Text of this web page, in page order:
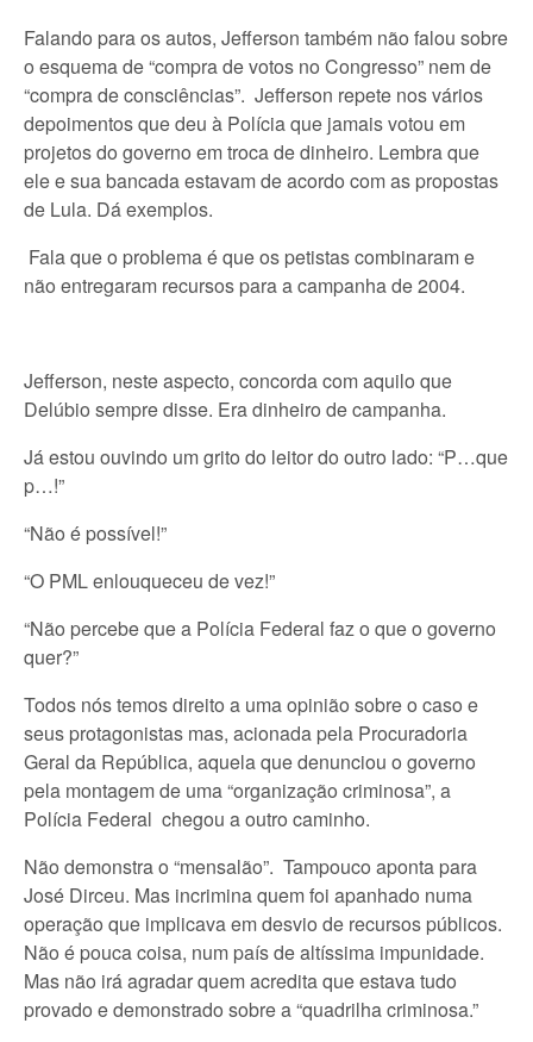
Falando para os autos, Jefferson também não falou sobre
o esquema de “compra de votos no Congresso” nem de
“compra de consciências”. Jefferson repete nos vários
depoimentos que deu à Polícia que jamais votou em
projetos do governo em troca de dinheiro. Lembra que
ele e sua bancada estavam de acordo com as propostas
de Lula. Dá exemplos.
Fala que o problema é que os petistas combinaram e
não entregaram recursos para a campanha de 2004.
Jefferson, neste aspecto, concorda com aquilo que
Delúbio sempre disse. Era dinheiro de campanha.
Já estou ouvindo um grito do leitor do outro lado: “P…que
p…!”
“Não é possível!”
“O PML enlouqueceu de vez!”
“Não percebe que a Polícia Federal faz o que o governo
quer?”
Todos nós temos direito a uma opinião sobre o caso e
seus protagonistas mas, acionada pela Procuradoria
Geral da República, aquela que denunciou o governo
pela montagem de uma “organização criminosa”, a
Polícia Federal chegou a outro caminho.
Não demonstra o “mensalão”. Tampouco aponta para
José Dirceu. Mas incrimina quem foi apanhado numa
operação que implicava em desvio de recursos públicos.
Não é pouca coisa, num país de altíssima impunidade.
Mas não irá agradar quem acredita que estava tudo
provado e demonstrado sobre a “quadrilha criminosa.”